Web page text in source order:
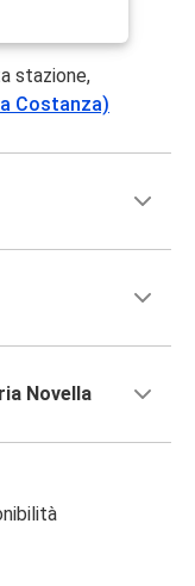
stazione,
Costanza)
Novella